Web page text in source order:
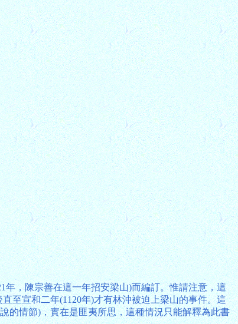
年，陳宗善在這一年招安梁山)而編訂。惟請注意，這
至宣和二年(1120年)才有林沖被迫上梁山的事件。這
的情節)，實在是匪夷所思，這種情況只能解釋為此書